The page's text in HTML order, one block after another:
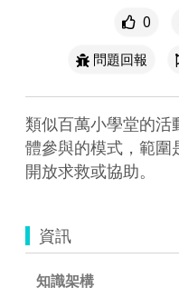
0
問題回報
類似百萬小學堂的活
體參與的模式，範圍
開放求救或協助。
資訊
知識架構